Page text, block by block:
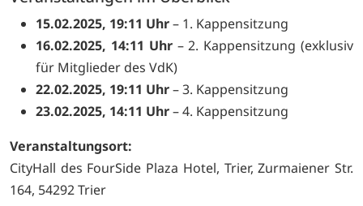
15.02.2025, 19:11 Uhr– 1. Kappensitzung
16.02.2025, 14:11 Uhr– 2. Kappensitzung (exklusiv
für Mitglieder des VdK)
22.02.2025, 19:11 Uhr– 3. Kappensitzung
23.02.2025, 14:11 Uhr– 4. Kappensitzung
Veranstaltungsort:
CityHall des FourSide Plaza Hotel, Trier, Zurmaiener Str.
164, 54292 Trier